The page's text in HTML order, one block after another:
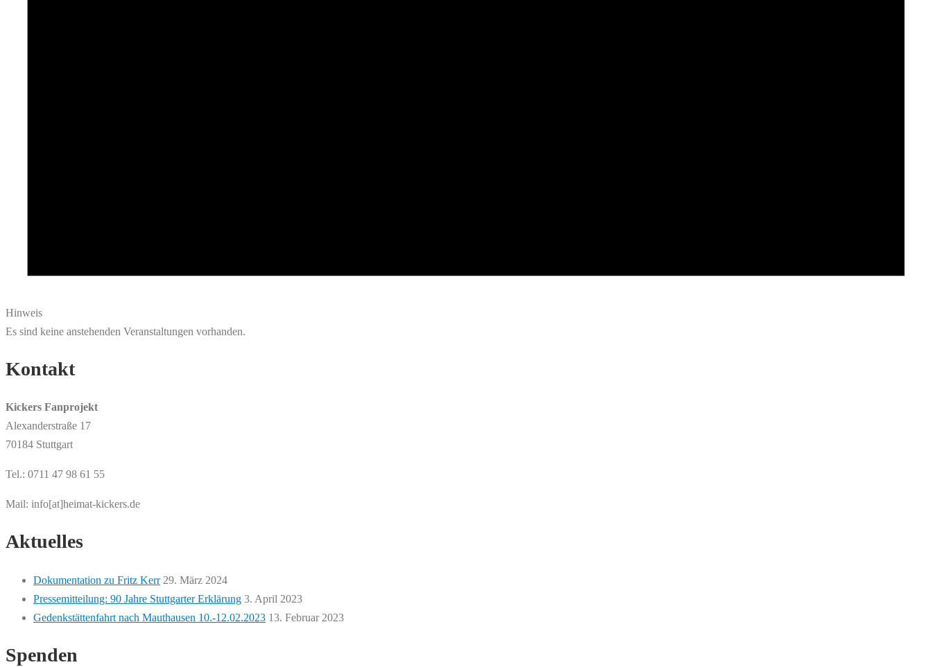
Hinweis
Es sind keine anstehenden Veranstaltungen vorhanden.
Kontakt
Kickers Fanprojekt
Alexanderstraße 17
70184 Stuttgart
Tel.: 0711 47 98 61 55
Mail: info[at]heimat-kickers.de
Aktuelles
Dokumentation zu Fritz Kerr 29. März 2024
Pressemitteilung: 90 Jahre Stuttgarter Erklärung 3. April 2023
Gedenkstättenfahrt nach Mauthausen 10.-12.02.2023 13. Februar 2023
Spenden